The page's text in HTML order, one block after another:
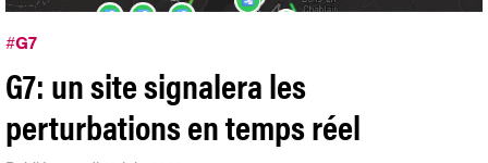
#G7
G7: un site signalera les
perturbations en temps réel